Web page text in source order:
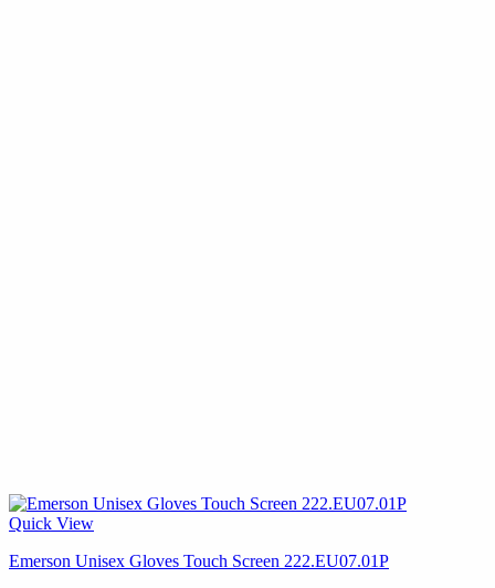
Quick View
Emerson Unisex Gloves Touch Screen 222.EU07.01P